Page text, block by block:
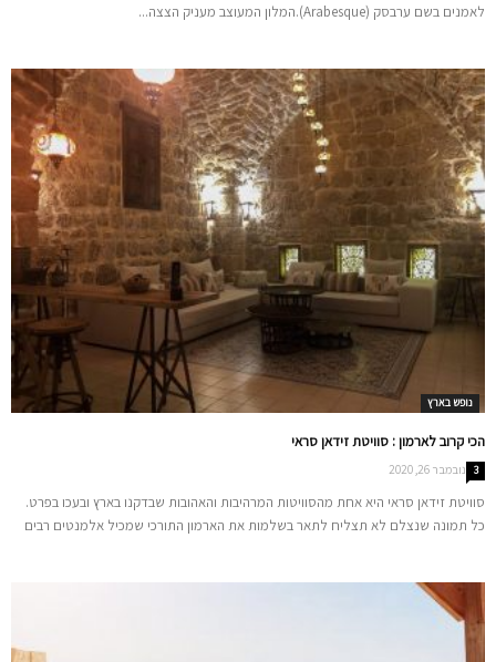
לאמנים בשם ערבסק (Arabesque).המלון המעוצב מעניק הצצה...
נופש בארץ
הכי קרוב לארמון : סוויטת זידאן סראי
נובמבר 26, 2020 3
סוויטת זידאן סראי היא אחת מהסוויטות המרהיבות והאהובות שבדקנו בארץ ובעכו בפרט.
כל תמונה שנצלם לא תצליח לתאר בשלמות את הארמון התורכי שמכיל אלמנטים רבים